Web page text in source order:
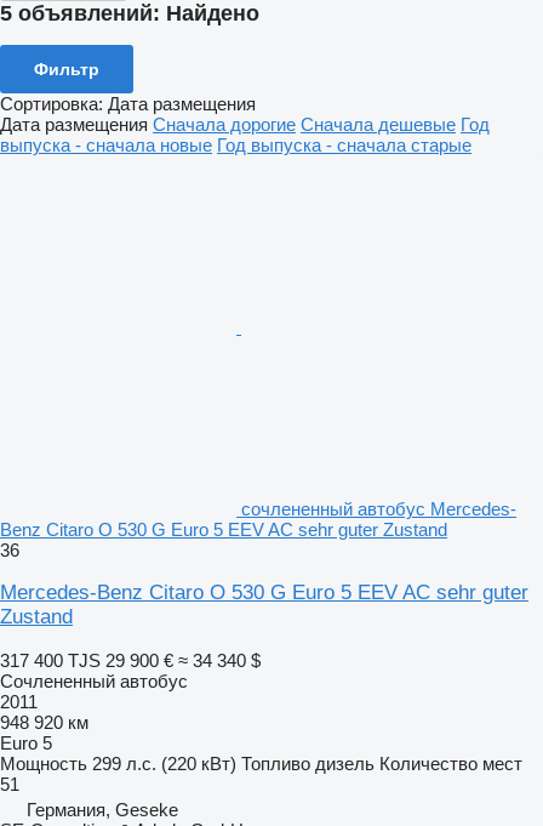
5 объявлений: Найдено
Фильтр
Сортировка: Дата размещения
Дата размещения Сначала дорогие Сначала дешевые Год
выпуска - сначала новые Год выпуска - сначала старые
сочлененный автобус Mercedes-
Benz Citaro O 530 G Euro 5 EEV AC sehr guter Zustand
36
Mercedes-Benz Citaro O 530 G Euro 5 EEV AC sehr guter
Zustand
317 400 TJS 29 900 € ≈ 34 340 $
Сочлененный автобус
2011
948 920 км
Euro 5
Мощность 299 л.с. (220 кВт) Топливо дизель Количество мест
51
Германия, Geseke